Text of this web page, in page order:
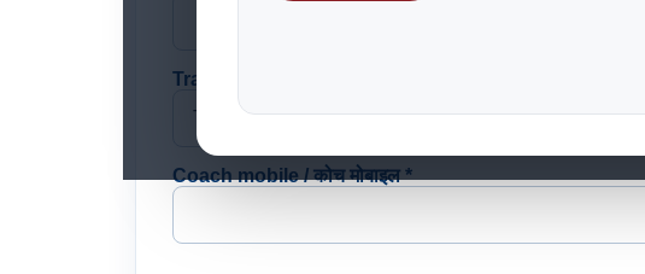
Training status / प्रशिक्षण स्थिति *
Coach mobile / कोच मोबाइल *